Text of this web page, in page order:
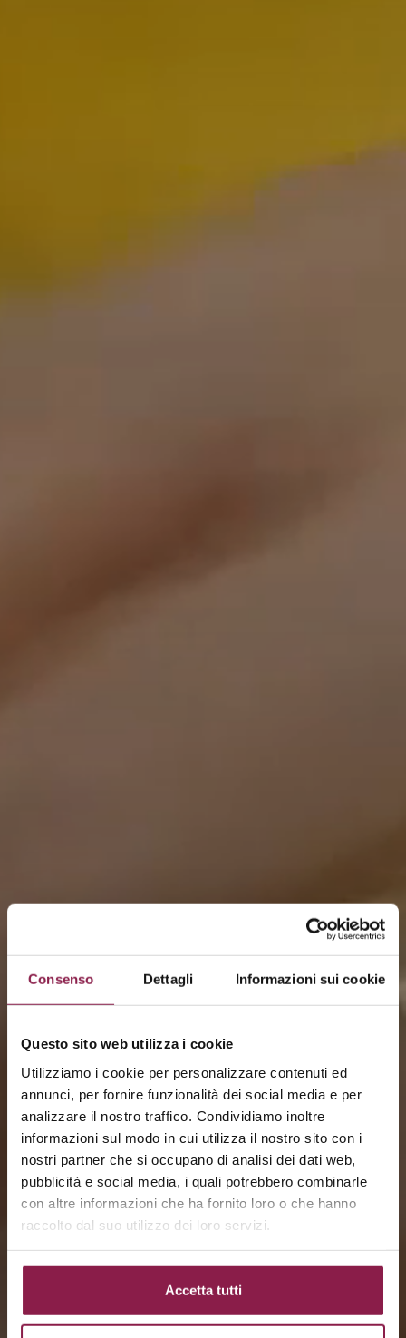
Consenso Dettagli Informazioni sui cookie
Questo sito web utilizza i cookie
Utilizziamo i cookie per personalizzare contenuti ed
annunci, per fornire funzionalità dei social media e per
analizzare il nostro traffico. Condividiamo inoltre
informazioni sul modo in cui utilizza il nostro sito con i
nostri partner che si occupano di analisi dei dati web,
pubblicità e social media, i quali potrebbero combinarle
con altre informazioni che ha fornito loro o che hanno
raccolto dal suo utilizzo dei loro servizi.
Accetta tutti